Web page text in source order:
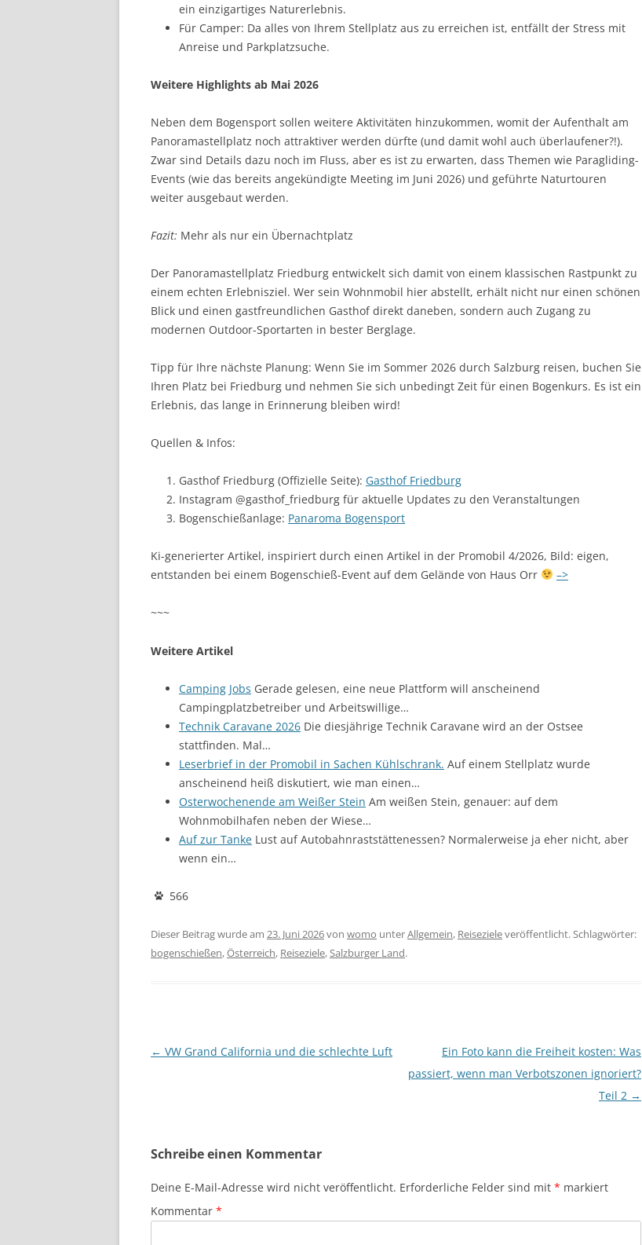
ein einzigartiges Naturerlebnis.
Für Camper: Da alles von Ihrem Stellplatz aus zu erreichen ist, entfällt der Stress mit
Anreise und Parkplatzsuche.
Weitere Highlights ab Mai 2026
Neben dem Bogensport sollen weitere Aktivitäten hinzukommen, womit der Aufenthalt am
Panoramastellplatz noch attraktiver werden dürfte (und damit wohl auch überlaufener?!).
Zwar sind Details dazu noch im Fluss, aber es ist zu erwarten, dass Themen wie Paragliding-
Events (wie das bereits angekündigte Meeting im Juni 2026) und geführte Naturtouren
weiter ausgebaut werden.
Fazit: Mehr als nur ein Übernachtplatz
Der Panoramastellplatz Friedburg entwickelt sich damit von einem klassischen Rastpunkt zu
einem echten Erlebnisziel. Wer sein Wohnmobil hier abstellt, erhält nicht nur einen schönen
Blick und einen gastfreundlichen Gasthof direkt daneben, sondern auch Zugang zu
modernen Outdoor-Sportarten in bester Berglage.
Tipp für Ihre nächste Planung: Wenn Sie im Sommer 2026 durch Salzburg reisen, buchen Sie
Ihren Platz bei Friedburg und nehmen Sie sich unbedingt Zeit für einen Bogenkurs. Es ist ein
Erlebnis, das lange in Erinnerung bleiben wird!
Quellen & Infos:
Gasthof Friedburg (Offizielle Seite): Gasthof Friedburg
Instagram @gasthof_friedburg für aktuelle Updates zu den Veranstaltungen
Bogenschießanlage: Panaroma Bogensport
Ki-generierter Artikel, inspiriert durch einen Artikel in der Promobil 4/2026, Bild: eigen,
entstanden bei einem Bogenschieß-Event auf dem Gelände von Haus Orr
–>
~~~
Weitere Artikel
Camping Jobs Gerade gelesen, eine neue Plattform will anscheinend
Campingplatzbetreiber und Arbeitswillige…
Technik Caravane 2026 Die diesjährige Technik Caravane wird an der Ostsee
stattfinden. Mal…
Leserbrief in der Promobil in Sachen Kühlschrank. Auf einem Stellplatz wurde
anscheinend heiß diskutiert, wie man einen…
Osterwochenende am Weißer Stein Am weißen Stein, genauer: auf dem
Wohnmobilhafen neben der Wiese…
Auf zur Tanke Lust auf Autobahnraststättenessen? Normalerweise ja eher nicht, aber
wenn ein…
566
Dieser Beitrag wurde am 23. Juni 2026von womo unterAllgemein, Reisezieleveröffentlicht. Schlagwörter:
bogenschießen,Österreich, Reiseziele, Salzburger Land.
Beitragsnavigation
← VW Grand California und die schlechte Luft
Ein Foto kann die Freiheit kosten: Was
passiert, wenn man Verbotszonen ignoriert?
Teil 2 →
Schreibe einen Kommentar
Deine E-Mail-Adresse wird nicht veröffentlicht. Erforderliche Felder sind mit * markiert
Kommentar *